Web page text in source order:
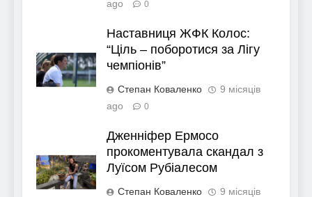
ago 0
Наставниця ЖФК Колос:
“Ціль – поборотися за Лігу
чемпіонів”
Степан Коваленко
9 місяців
ago
0
Дженніфер Ермосо
прокоментувала скандал з
Луїсом Рубіалесом
Степан Коваленко
9 місяців